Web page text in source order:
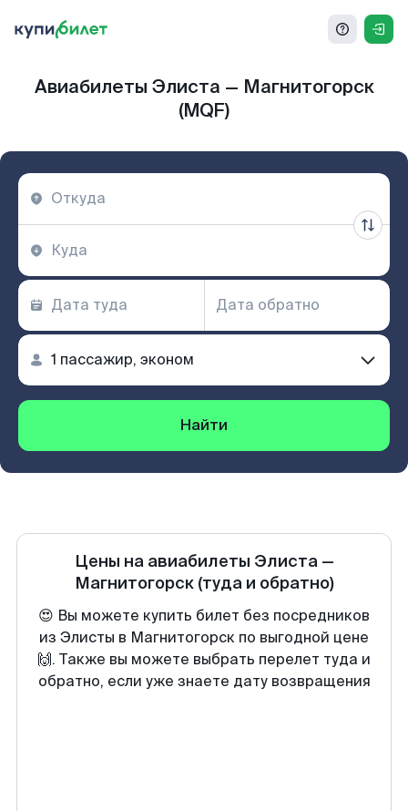
Авиабилеты Элиста — Магнитогорск
(MQF)
Найти
Цены на авиабилеты Элиста—
Магнитогорск (туда и обратно)
😍 Вы можете купить билет без посредников
из Элисты в Магнитогорск по выгодной цене
🙌. Также вы можете выбрать перелет туда и
обратно, если уже знаете дату возвращения